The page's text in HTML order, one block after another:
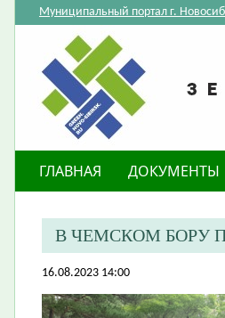
Муниципальный портал г.
ГЛАВНАЯ ДОКУМЕНТЫ
В ЧЕМСКОМ БОРУ
16.08.2023 14:00